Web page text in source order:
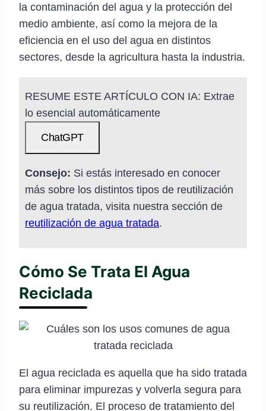
la contaminación del agua y la protección del
medio ambiente, así como la mejora de la
eficiencia en el uso del agua en distintos
sectores, desde la agricultura hasta la industria.
RESUME ESTE ARTÍCULO CON IA: Extrae
lo esencial automáticamente
ChatGPT
Consejo: Si estás interesado en conocer
más sobre los distintos tipos de reutilización
de agua tratada, visita nuestra sección de
reutilización de agua tratada.
Cómo Se Trata El Agua
Reciclada
El agua reciclada es aquella que ha sido tratada
para eliminar impurezas y volverla segura para
su reutilización. El proceso de tratamiento del